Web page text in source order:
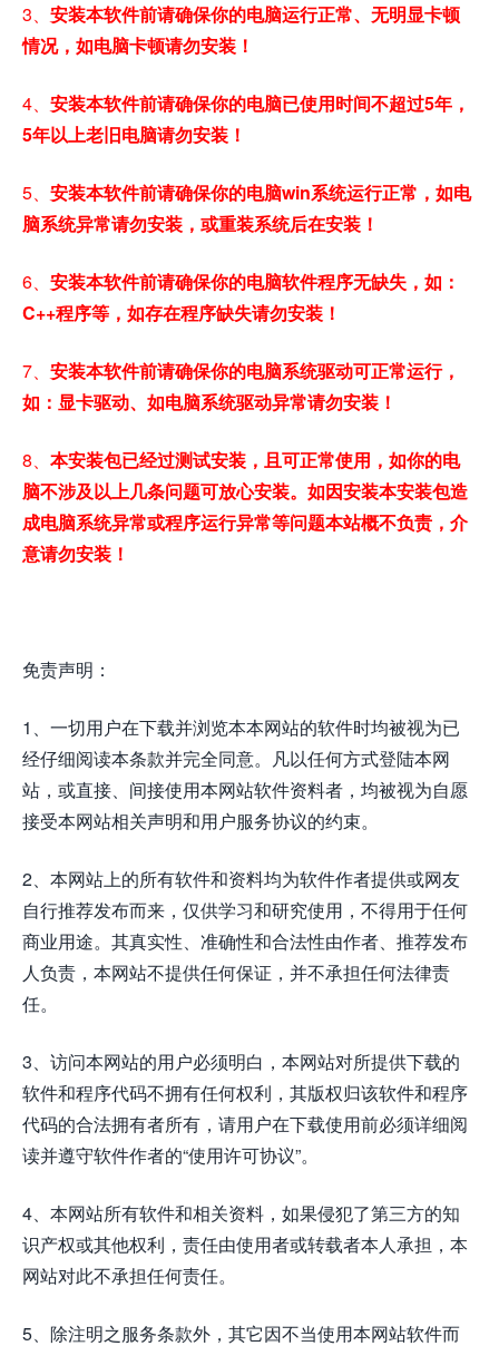
3、 安装本软件前请确保你的电脑运行正常、无明显卡顿
情况，如电脑卡顿请勿安装！
4、 安装本软件前请确保你的电脑已使用时间不超过5年，
5年以上老旧电脑请勿安装！
5、 安装本软件前请确保你的电脑win系统运行正常，如电
脑系统异常请勿安装，或重装系统后在安装！
6、 安装本软件前请确保你的电脑软件程序无缺失，如：
C++程序等，如存在程序缺失请勿安装！
7、 安装本软件前请确保你的电脑系统驱动可正常运行，
如：显卡驱动、如电脑系统驱动异常请勿安装！
8、 本安装包已经过测试安装，且可正常使用，如你的电
脑不涉及以上几条问题可放心安装。如因安装本安装包造
成电脑系统异常或程序运行异常等问题本站概不负责，介
意请勿安装！
免责声明：
1、一切用户在下载并浏览本本网站的软件时均被视为已
经仔细阅读本条款并完全同意。凡以任何方式登陆本网
站，或直接、间接使用本网站软件资料者，均被视为自愿
接受本网站相关声明和用户服务协议的约束。
2、本网站上的所有软件和资料均为软件作者提供或网友
自行推荐发布而来，仅供学习和研究使用，不得用于任何
商业用途。其真实性、准确性和合法性由作者、推荐发布
人负责，本网站不提供任何保证，并不承担任何法律责
任。
3、访问本网站的用户必须明白，本网站对所提供下载的
软件和程序代码不拥有任何权利，其版权归该软件和程序
代码的合法拥有者所有，请用户在下载使用前必须详细阅
读并遵守软件作者的“使用许可协议”。
4、本网站所有软件和相关资料，如果侵犯了第三方的知
识产权或其他权利，责任由使用者或转载者本人承担，本
网站对此不承担任何责任。
5、除注明之服务条款外，其它因不当使用本网站软件而